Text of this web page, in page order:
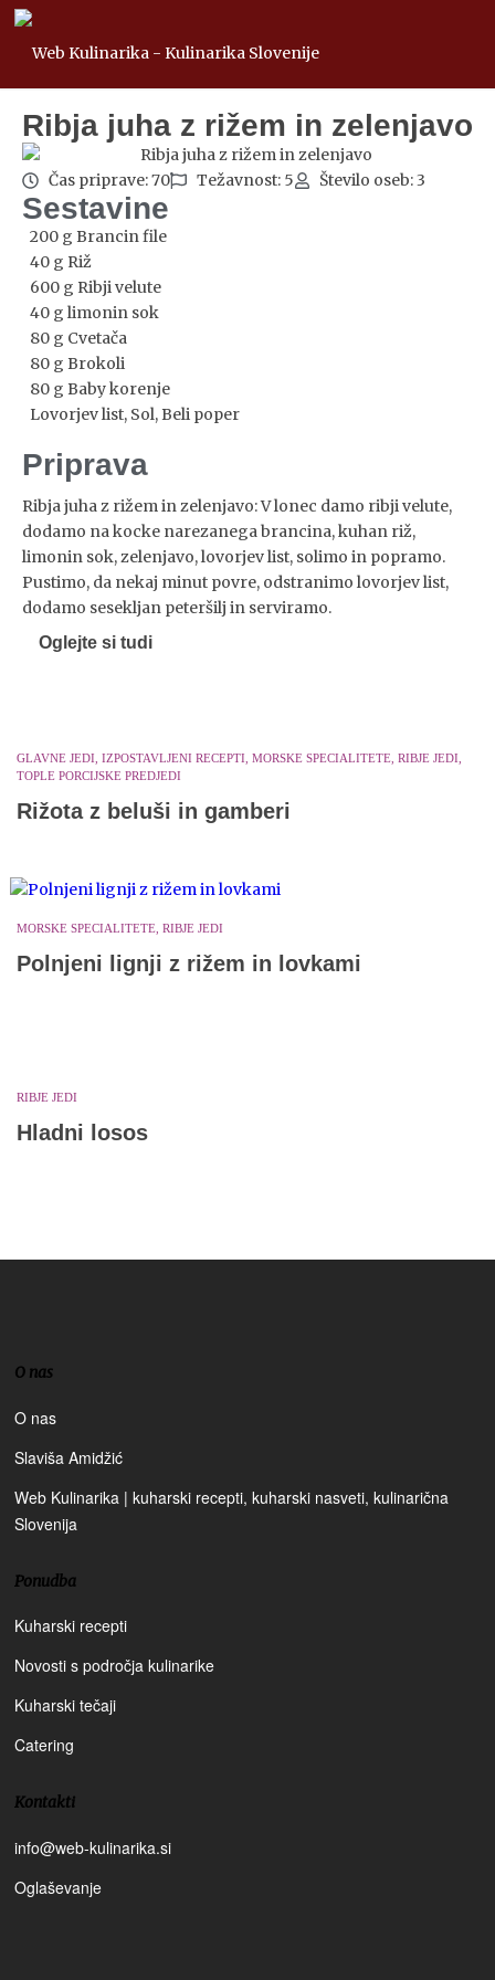
Ribja juha z rižem in zelenjavo
Čas priprave: 70 Težavnost: 5 Število oseb: 3
Sestavine
200 g Brancin file
40 g Riž
600 g Ribji velute
40 g limonin sok
80 g Cvetača
80 g Brokoli
80 g Baby korenje
Lovorjev list, Sol, Beli poper
Priprava
Ribja juha z rižem in zelenjavo: V lonec damo ribji velute,
dodamo na kocke narezanega brancina, kuhan riž,
limonin sok, zelenjavo, lovorjev list, solimo in popramo.
Pustimo, da nekaj minut povre, odstranimo lovorjev list,
dodamo sesekljan peteršilj in serviramo.
Oglejte si tudi
GLAVNE JEDI, IZPOSTAVLJENI RECEPTI, MORSKE SPECIALITETE, RIBJE JEDI,
TOPLE PORCIJSKE PREDJEDI
Rižota z beluši in gamberi
MORSKE SPECIALITETE, RIBJE JEDI
Polnjeni lignji z rižem in lovkami
RIBJE JEDI
Hladni losos
O nas
O nas
Slaviša Amidžić
Web Kulinarika | kuharski recepti, kuharski nasveti, kulinarična
Slovenija
Ponudba
Kuharski recepti
Novosti s področja kulinarike
Kuharski tečaji
Catering
Kontakti
info@web-kulinarika.si
Oglaševanje